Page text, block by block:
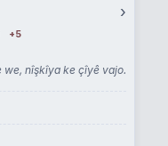
›
+5
nîşkîya ke çîyê vajo.